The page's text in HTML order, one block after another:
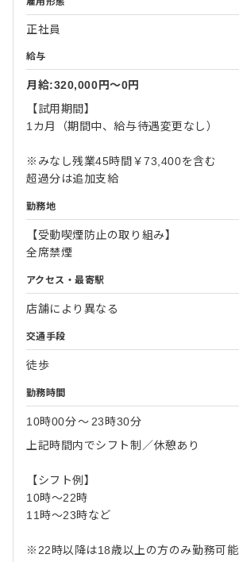
正社員
給与
月給:320,000円〜0円
【試用期間】
1カ月（期間中、給与待遇変更なし）
※みなし残業45時間￥73,400を含む
超過分は追加支給
勤務地
【受動喫煙防止の取り組み】
全席禁煙
アクセス・最寄駅
店舗により異なる
交通手段
徒歩
勤務時間
10時00分〜 23時30分
上記時間内でシフト制／休憩あり
【シフト例】
10時～22時
11時～23時など
※22時以降は18歳以上の方のみ勤務可能